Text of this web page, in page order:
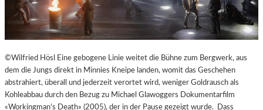
©Wilfried Hösl Eine gebogene Linie weitet die Bühne zum Bergwerk, aus
dem die Jungs direkt in Minnies Kneipe landen, womit das Geschehen
abstrahiert, überall und jederzeit verortet wird, weniger Goldrausch als
Kohleabbau durch den Bezug zu Michael Glawoggers Dokumentarfilm
«Workingman’s Death» (2005), der in der Pause gezeigt wurde. Dass